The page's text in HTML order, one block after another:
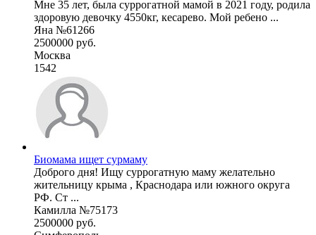
Мне 35 лет, была суррогатной мамой в 2021 году, родила
здоровую девочку 4550кг, кесарево. Мой ребено ...
Яна №61266
2500000 руб.
Москва
1542
Биомама ищет сурмаму
Доброго дня! Ищу суррогатную маму желательно
жительницу крыма , Краснодара или южного округа
РФ. Ст ...
Камилла №75173
2500000 руб.